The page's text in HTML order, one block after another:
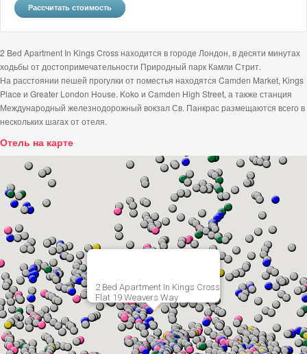
2 Bed Apartment In Kings Cross находится в городе Лондон, в десяти минутах
ходьбы от достопримечательности Природный парк Камли Стрит.
На расстоянии пешей прогулки от поместья находятся Camden Market, Kings
Place и Greater London House. Koko и Camden High Street, а также станция
Международный железнодорожный вокзал Св. Панкрас размещаются всего в
нескольких шагах от отеля.
Отель на карте
2 Bed Apartment In Kings Cross
Flat 19 Weavers Way